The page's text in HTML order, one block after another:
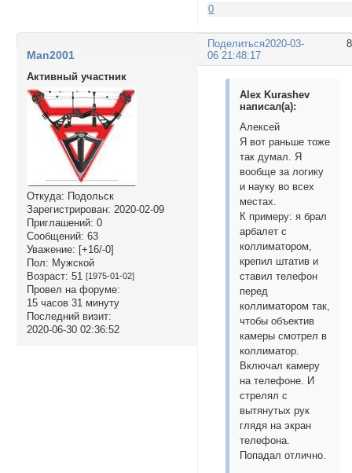
0
Поделиться2020-03-
06 21:48:17
Man2001
Активный участник
Откуда: Подольск
Зарегистрирован: 2020-02-09
Приглашений: 0
Сообщений: 63
Уважение: [+16/-0]
Пол: Мужской
Возраст: 51 [1975-01-02]
Провел на форуме:
15 часов 31 минуту
Последний визит:
2020-06-30 02:36:52
Alex Kurashev
написал(а):
Алексей
Я вот раньше тоже
так думал. Я
вообще за логику
и науку во всех
местах.
К примеру: я брал
арбалет с
коллиматором,
крепил штатив и
ставил телефон
перед
коллиматором так,
чтобы объектив
камеры смотрел в
коллиматор.
Включал камеру
на телефоне. И
стрелял с
вытянутых рук
глядя на экран
телефона.
Попадал отлично.